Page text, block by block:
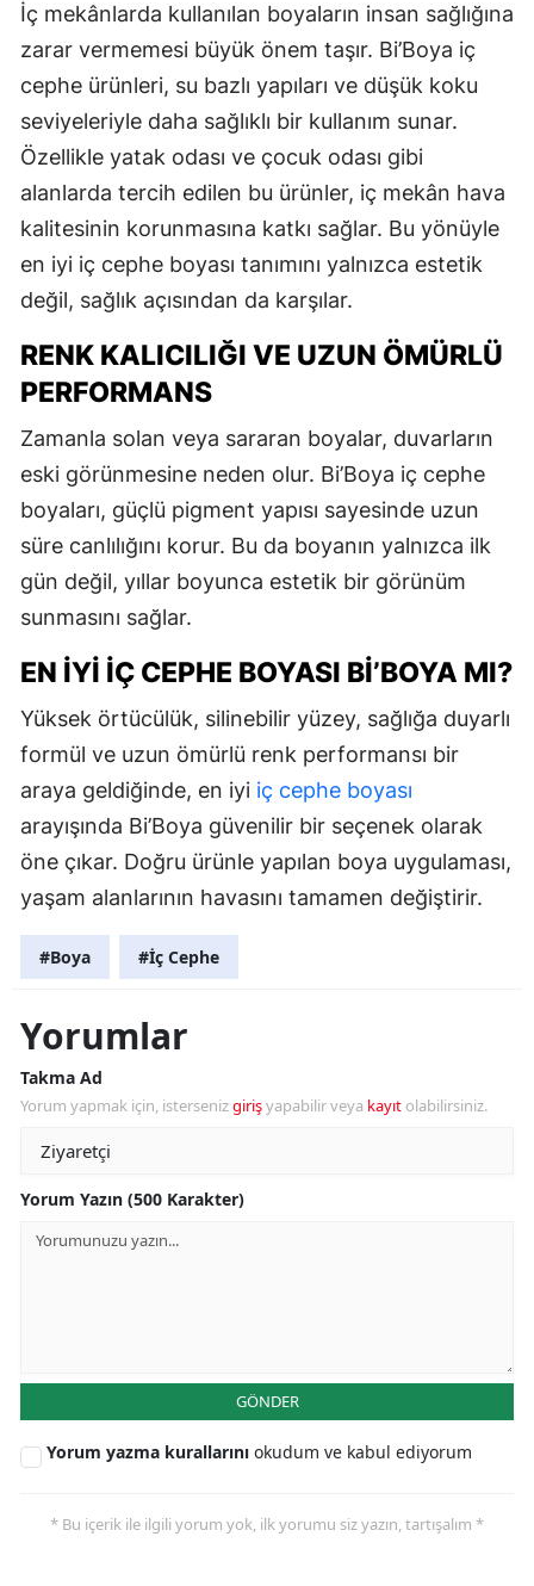
İç mekânlarda kullanılan boyaların insan sağlığına
zarar vermemesi büyük önem taşır. Bi’Boya iç
cephe ürünleri, su bazlı yapıları ve düşük koku
seviyeleriyle daha sağlıklı bir kullanım sunar.
Özellikle yatak odası ve çocuk odası gibi
alanlarda tercih edilen bu ürünler, iç mekân hava
kalitesinin korunmasına katkı sağlar. Bu yönüyle
en iyi iç cephe boyası tanımını yalnızca estetik
değil, sağlık açısından da karşılar.
RENK KALICILIĞI VE UZUN ÖMÜRLÜ
PERFORMANS
Zamanla solan veya sararan boyalar, duvarların
eski görünmesine neden olur. Bi’Boya iç cephe
boyaları, güçlü pigment yapısı sayesinde uzun
süre canlılığını korur. Bu da boyanın yalnızca ilk
gün değil, yıllar boyunca estetik bir görünüm
sunmasını sağlar.
EN İYI İÇ CEPHE BOYASI BI’BOYA MI?
Yüksek örtücülük, silinebilir yüzey, sağlığa duyarlı
formül ve uzun ömürlü renk performansı bir
araya geldiğinde, en iyi iç cephe boyası
arayışında Bi’Boya güvenilir bir seçenek olarak
öne çıkar. Doğru ürünle yapılan boya uygulaması,
yaşam alanlarının havasını tamamen değiştirir.
#Boya #İç Cephe
Yorumlar
Takma Ad
Yorum yapmak için, istersenizgirişyapabilir veya kayıt olabilirsiniz.
Yorum Yazın (500 Karakter)
GÖNDER
Yorum yazma kurallarını okudum ve kabul ediyorum
* Bu içerik ile ilgili yorum yok, ilk yorumu siz yazın, tartışalım *